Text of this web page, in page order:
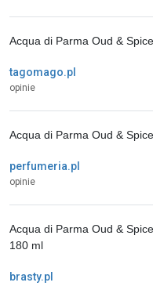
tagomago.pl
opinie
Acqua di Parma Oud &
perfumeria.pl
opinie
Acqua di Parma Oud &
brasty.pl
Acqua di Parma Oud &
180 ml